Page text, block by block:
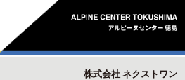
株式会社 ネクストワン